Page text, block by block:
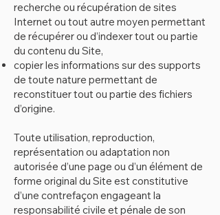
recherche ou récupération de sites
Internet ou tout autre moyen permettant
de récupérer ou d’indexer tout ou partie
du contenu du Site,
copier les informations sur des supports
de toute nature permettant de
reconstituer tout ou partie des fichiers
d’origine.
Toute utilisation, reproduction,
représentation ou adaptation non
autorisée d’une page ou d’un élément de
forme original du Site est constitutive
d’une contrefaçon engageant la
responsabilité civile et pénale de son